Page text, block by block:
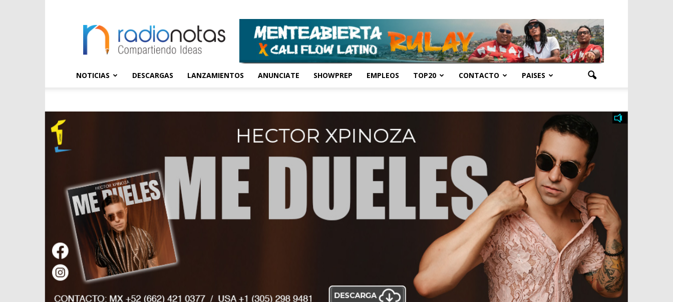
NOTICIAS DESCARGAS LANZAMIENTOS ANUNCIATE SHOWPREP EMPLEOS TOP20 CONTACTO PAISES